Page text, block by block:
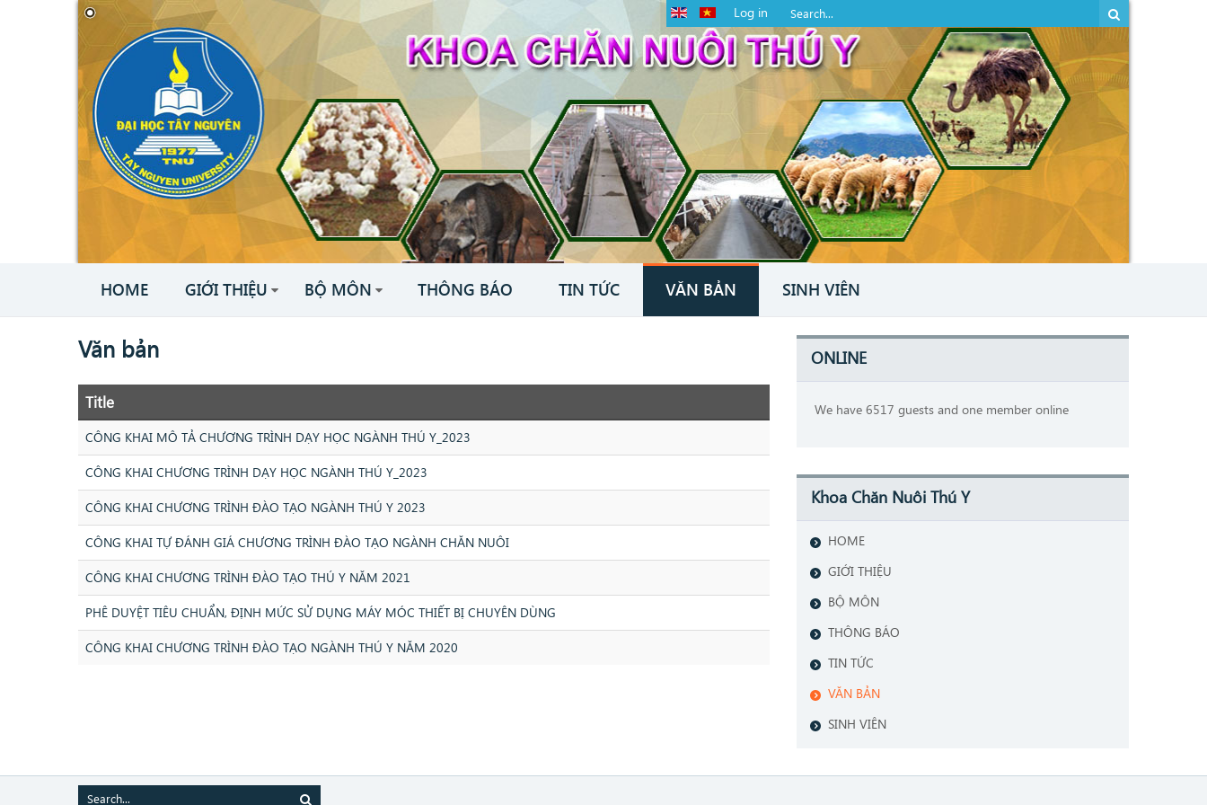
Log in
HOME GIỚI THIỆU BỘ MÔN THÔNG BÁO TIN TỨC VĂN BẢN SINH VIÊN
Văn bản
Title
CÔNG KHAI MÔ TẢ CHƯƠNG TRÌNH DẠY HỌC NGÀNH THÚ Y_2023
CÔNG KHAI CHƯƠNG TRÌNH DẠY HỌC NGÀNH THÚ Y_2023
CÔNG KHAI CHƯƠNG TRÌNH ĐÀO TẠO NGÀNH THÚ Y 2023
CÔNG KHAI TỰ ĐÁNH GIÁ CHƯƠNG TRÌNH ĐÀO TẠO NGÀNH CHĂN NUÔI
CÔNG KHAI CHƯƠNG TRÌNH ĐÀO TẠO THÚ Y NĂM 2021
PHÊ DUYỆT TIÊU CHUẨN, ĐỊNH MỨC SỬ DỤNG MÁY MÓC THIẾT BỊ CHUYÊN DÙNG
CÔNG KHAI CHƯƠNG TRÌNH ĐÀO TẠO NGÀNH THÚ Y NĂM 2020
ONLINE
We have 6517 guests and one member online
Khoa Chăn Nuôi Thú Y
HOME
GIỚI THIỆU
BỘ MÔN
THÔNG BÁO
TIN TỨC
VĂN BẢN
SINH VIÊN